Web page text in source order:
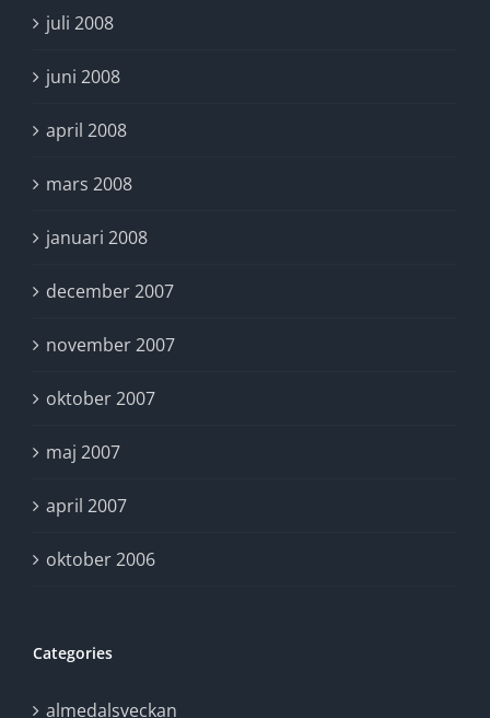
juli 2008
juni 2008
april 2008
mars 2008
januari 2008
december 2007
november 2007
oktober 2007
maj 2007
april 2007
oktober 2006
Categories
almedalsveckan